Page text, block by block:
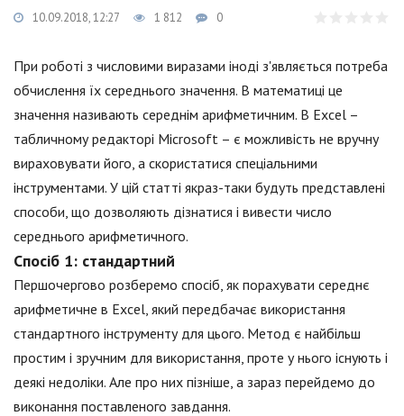
10.09.2018, 12:27 1 812 0
При роботі з числовими виразами іноді з'являється потреба
обчислення їх середнього значення. В математиці це
значення називають середнім арифметичним. В Excel –
табличному редакторі Microsoft – є можливість не вручну
вираховувати його, а скористатися спеціальними
інструментами. У цій статті якраз-таки будуть представлені
способи, що дозволяють дізнатися і вивести число
середнього арифметичного.
Спосіб 1: стандартний
Першочергово розберемо спосіб, як порахувати середнє
арифметичне в Excel, який передбачає використання
стандартного інструменту для цього. Метод є найбільш
простим і зручним для використання, проте у нього існують і
деякі недоліки. Але про них пізніше, а зараз перейдемо до
виконання поставленого завдання.